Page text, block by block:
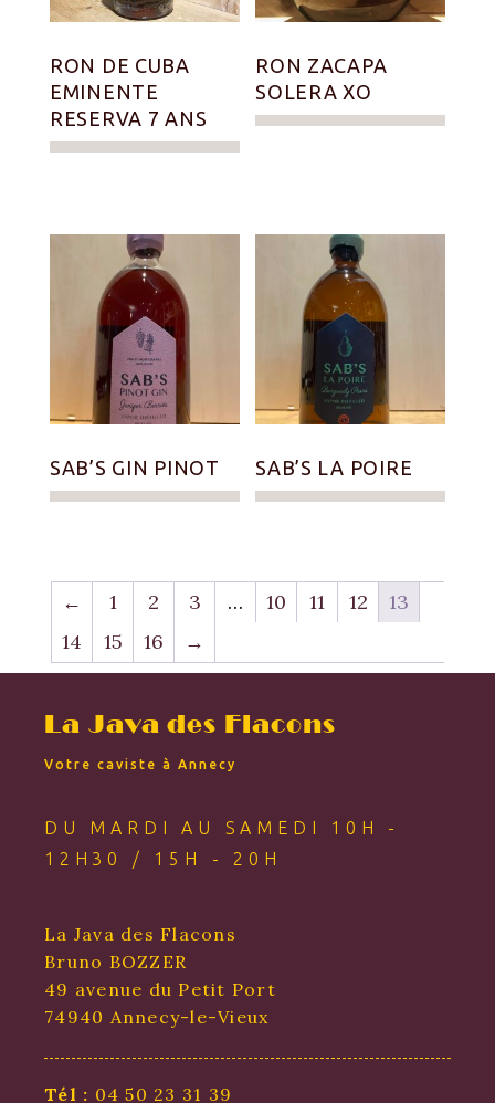
RON DE CUBA
EMINENTE
RESERVA 7 ANS
RON ZACAPA
SOLERA XO
SAB’S GIN PINOT SAB’S LA POIRE
← 1 2 3 … 10 11 12
13
14
15 16 →
La Java des Flacons
Votre caviste à Annecy
DU MARDI AU SAMEDI 10H -
12H30 / 15H - 20H
La Java des Flacons
Bruno BOZZER
49 avenue du Petit Port
74940 Annecy-le-Vieux
Tél : 04 50 23 31 39